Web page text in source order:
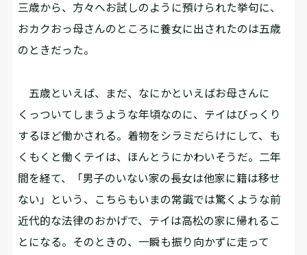
三歳から、方々へお試しのように預けられた挙句に、
おカクおっ母さんのところに養女に出されたのは五歳
のときだった。
五歳といえば、まだ、なにかといえばお母さんに
くっついてしまうような年頃なのに、テイはびっくり
するほど働かされる。着物をシラミだらけにして、も
くもくと働くテイは、ほんとうにかわいそうだ。二年
間を経て、「男子のいない家の長女は他家に籍は移せ
ない」という、こちらもいまの常識では驚くような前
近代的な法律のおかげで、テイは高松の家に帰れるこ
とになる。そのときの、一瞬も振り向かずに走って